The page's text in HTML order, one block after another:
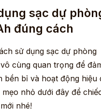
sạc dự
đúng cách
sử dụng sạc dự phòng
cùng quan trọng để
bền bỉ và hoạt động hiệu
nhỏ dưới đây để
nhé!